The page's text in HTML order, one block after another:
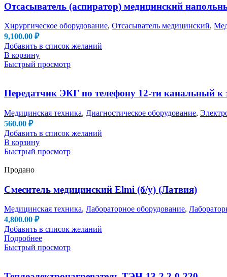
Отсасыватель (аспиратор) медицинский
Хирургическое оборудование, Отсасыватель медицинский,
9,100.00 ₽
Добавить в список желаний
В корзину
Быстрый просмотр
Передатчик ЭКГ по телефону 12-ти канальный
Медицинская техника, Диагностическое оборудование,
560.00 ₽
Добавить в список желаний
В корзину
Быстрый просмотр
Продано
Смеситель медицинский Elmi (б/у) (Латвия)
Медицинская техника, Лабораторное оборудование,
4,800.00 ₽
Добавить в список желаний
Подробнее
Быстрый просмотр